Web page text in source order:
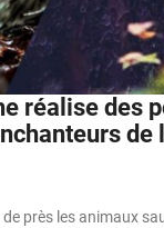
réalise des
de
près les animaux